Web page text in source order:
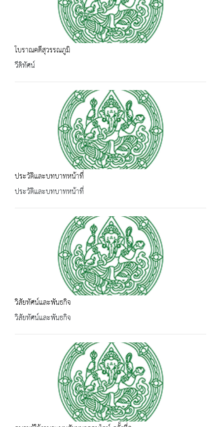
โบราณคดีสุวรรณภูมิ
วีดิทัศน์
ประวัติและบทบาทหน้าที่
ประวัติและบทบาทหน้าที่
วิสัยทัศน์และพันธกิจ
วิสัยทัศน์และพันธกิจ